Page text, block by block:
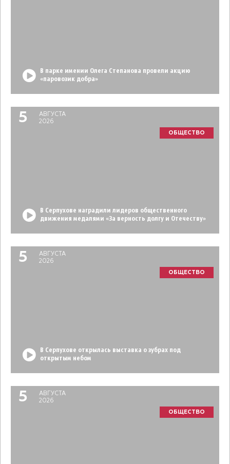
В парке имении Олега Степанова провели акцию
«паровозик добра»
5
АВГУСТА
2026
ОБЩЕСТВО
В Серпухове наградили лидеров общественного
движения медалями «За верность долгу и Отечеству»
5
АВГУСТА
2026
ОБЩЕСТВО
В Серпухове открылась выставка о зубрах под
открытым небом
5
АВГУСТА
2026
ОБЩЕСТВО